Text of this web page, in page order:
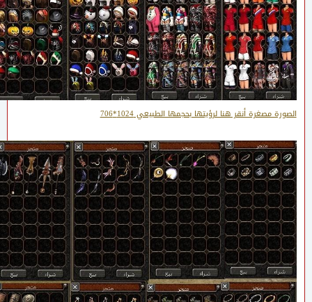
الصورة مصغرة أنقر هنا لرؤيتها بحجمها الطبيعي 1024*706